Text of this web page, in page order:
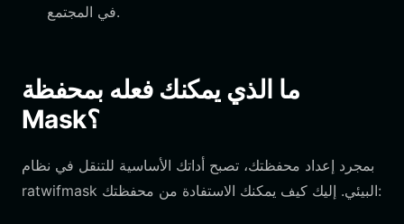
في المجتمع.
ما الذي يمكنك فعله بمحفظة
Mask؟
بمجرد إعداد محفظتك، تصبح أداتك الأساسية للتنقل في نظام
ratwifmask البيئي. إليك كيف يمكنك الاستفادة من محفظتك: